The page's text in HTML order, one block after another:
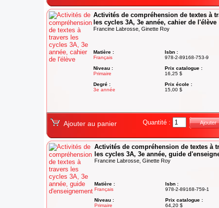
Activités de compréhension de textes à
les cycles 3A, 3e année, cahier de l'élève
Francine Labrosse, Ginette Roy
Matière :
Français
Niveau :
Primaire
Degré :
3e année
Isbn :
978-2-89168-753-9
Prix catalogue :
16,25 $
Prix école :
15,00 $
Ajouter au panier Quantité : Ajouter
Activités de compréhension de textes à
les cycles 3A, 3e année, guide
Francine Labrosse, Ginette Roy
Matière :
Français
Niveau :
Primaire
Isbn :
978-2-89168-759-1
Prix catalogue :
64,20 $